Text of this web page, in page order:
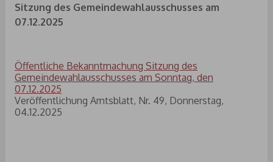
Sitzung des Gemeindewahlausschusses am
07.12.2025
Öffentliche Bekanntmachung Sitzung des
Gemeindewahlausschusses am Sonntag, den
07.12.2025
Veröffentlichung Amtsblatt, Nr. 49, Donnerstag,
04.12.2025